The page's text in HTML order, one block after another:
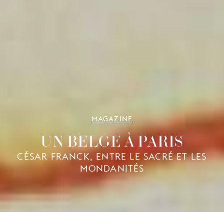
MAGAZINE
UN BELGE À PARIS
CÉSAR FRANCK, ENTRE LE SACRÉ ET LES
MONDANITÉS